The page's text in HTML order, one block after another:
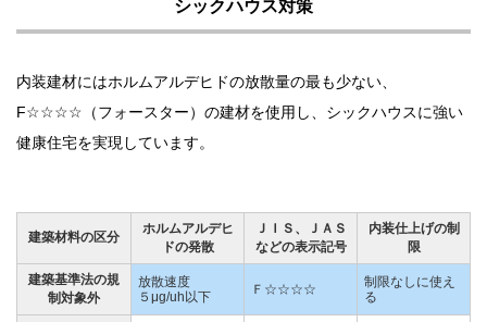
シックハウス対策
内装建材にはホルムアルデヒドの放散量の最も少ない、
F☆☆☆☆（フォースター）の建材を使用し、シックハウスに強い
健康住宅を実現しています。
建築材料の区分
ホルムアルデヒ
ドの発散
ＪＩＳ、ＪＡＳ
などの表示記号
内装仕上げの制
限
建築基準法の規
制対象外
放散速度
５μg/uh以下
Ｆ☆☆☆☆
制限なしに使え
る